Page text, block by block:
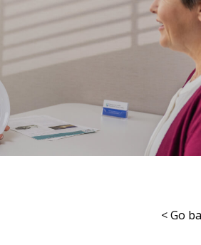
< Go